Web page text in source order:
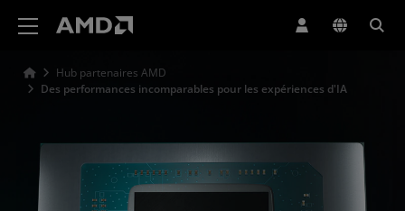
Hub partenaires AMD
Des performances incomparables pour les expériences d'IA